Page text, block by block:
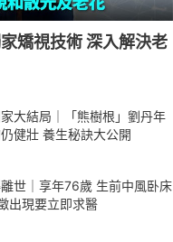
矯視技術 深入解決老
大結局｜「熊樹根」劉丹年
健壯 養生秘訣大公開
世｜享年76歲 生前中風卧床
出現要立即求醫